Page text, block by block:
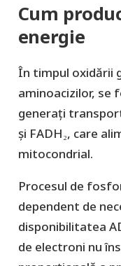
Cum
energie
În timpul oxidării
aminoacizilor, se
generați
și FADH₂, care
mitocondrial.
Procesul de
dependent de
disponibilitatea
de electroni nu